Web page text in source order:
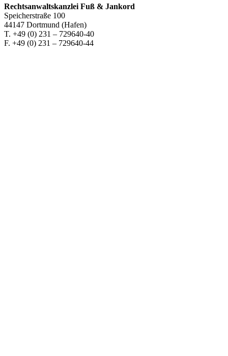
Rechtsanwaltskanzlei Fuß & Jankord
Speicherstraße 100
44147 Dortmund (Hafen)
T. +49 (0) 231 – 729640-40
F. +49 (0) 231 – 729640-44